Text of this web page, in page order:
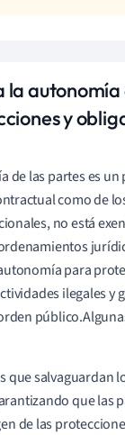
la autonomía
y
de las partes es
como de
no está
para
ilegales y
que salvaguardan
que las
de las